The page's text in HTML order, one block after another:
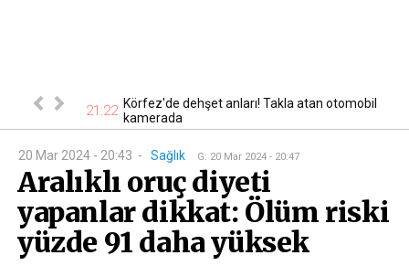
eski okul 21:22 Körfez'de dehşet anları! Takla atan otomobil
kamerada
20 Mar 2024 - 20:43 - Sağlık G: 20 Mar 2024 - 20:47
Aralıklı oruç diyeti
yapanlar dikkat: Ölüm riski
yüzde 91 daha yüksek